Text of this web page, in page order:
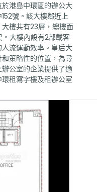
港島中環區的辦公大
號。該大樓鄰近上
樓共有23層，總樓面
大樓內設有2部載客
流運動效率。皇后大
策略性的位置，為尋
公室的企業提供了適
租寫字樓及租辦公室